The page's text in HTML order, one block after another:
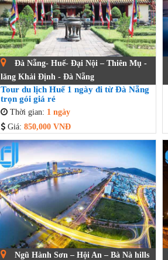
Đà Nẵng- Huế- Đại Nội – Thiên Mụ -
lăng Khải Định - Đà Nẵng
Tour du lịch Huế 1 ngày đi từ Đà Nẵng
trọn gói giá rẻ
Thời gian: 1 ngày
Giá: 850,000 VNĐ
Ngũ Hành Sơn – Hội An – Bà Nà hills